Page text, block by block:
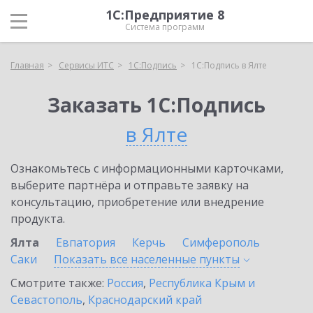
1С:Предприятие 8
Система программ
Главная Сервисы ИТС 1С:Подпись 1С:Подпись в Ялте
Заказать 1С:Подпись
в Ялте
Ознакомьтесь с информационными карточками,
выберите партнёра и отправьте заявку на
консультацию, приобретение или внедрение
продукта.
Ялта
Евпатория Керчь
Симферополь
Саки
Показать все населенные пункты
Смотрите также: Россия, Республика Крым и
Севастополь, Краснодарский край